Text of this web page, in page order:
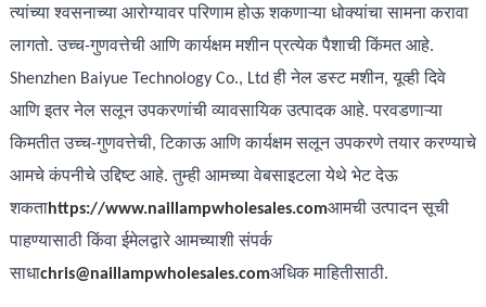
त्यांच्या श्वसनाच्या आरोग्यावर परिणाम होऊ शकणाऱ्या धोक्यांचा सामना करावा
लागतो. उच्च-गुणवत्तेची आणि कार्यक्षम मशीन प्रत्येक पैशाची किंमत आहे.
Shenzhen Baiyue Technology Co., Ltd ही नेल डस्ट मशीन, यूव्ही दिवे
आणि इतर नेल सलून उपकरणांची व्यावसायिक उत्पादक आहे. परवडणाऱ्या
किमतीत उच्च-गुणवत्तेची, टिकाऊ आणि कार्यक्षम सलून उपकरणे तयार करण्याचे
आमचे कंपनीचे उद्दिष्ट आहे. तुम्ही आमच्या वेबसाइटला येथे भेट देऊ
शकताhttps://www.naillampwholesales.comआमची उत्पादन सूची
पाहण्यासाठी किंवा ईमेलद्वारे आमच्याशी संपर्क
साधाchris@naillampwholesales.comअधिक माहितीसाठी.